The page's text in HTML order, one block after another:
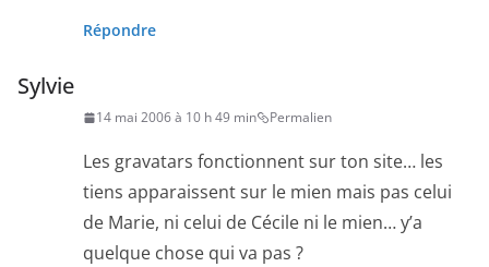
Répondre
Sylvie
14 mai 2006 à 10 h 49 min Permalien
Les gravatars fonctionnent sur ton site… les
tiens apparaissent sur le mien mais pas celui
de Marie, ni celui de Cécile ni le mien… y’a
quelque chose qui va pas ?